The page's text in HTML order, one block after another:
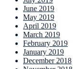
June 2019
May 2019
April 2019
March 2019
February 2019
January 2019
December 2018